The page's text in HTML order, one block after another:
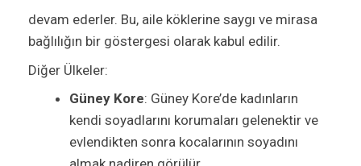
devam ederler. Bu, aile köklerine saygı ve mirasa
bağlılığın bir göstergesi olarak kabul edilir.
Diğer Ülkeler:
Güney Kore: Güney Kore’de kadınların
kendi soyadlarını korumaları gelenektir ve
evlendikten sonra kocalarının soyadını